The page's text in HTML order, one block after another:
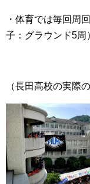
・体育では毎回周
子：グラウンド5周
（長田高校の実際